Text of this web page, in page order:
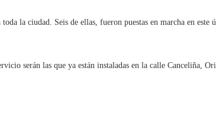
la ciudad. Seis de ellas, fueron puestas en marcha en
serán las que ya están instaladas en la calle